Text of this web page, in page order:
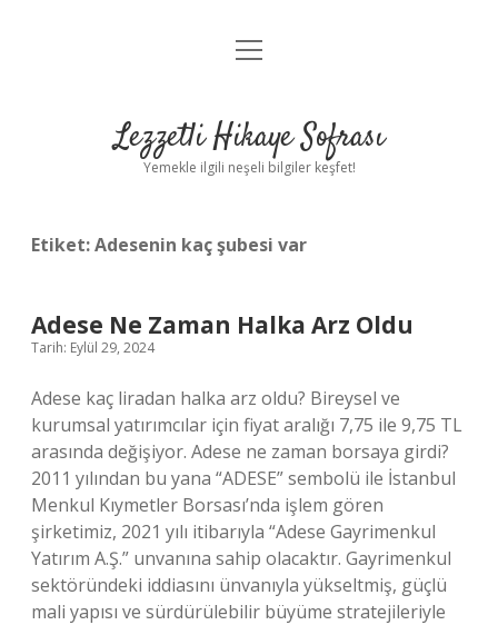
Anasayfa
Yasal Uyarı
menüyü
Lezzetli Hikaye Sofrası
Yemekle ilgili neşeli bilgiler keşfet!
Etiket:Adesenin kaç şubesi var
Adese Ne Zaman Halka Arz Oldu
Tarih: Eylül 29, 2024
Adese kaç liradan halka arz oldu? Bireysel ve
kurumsal yatırımcılar için fiyat aralığı 7,75 ile 9,75 TL
arasında değişiyor. Adese ne zaman borsaya girdi?
2011 yılından bu yana “ADESE” sembolü ile İstanbul
Menkul Kıymetler Borsası’nda işlem gören
şirketimiz, 2021 yılı itibarıyla “Adese Gayrimenkul
Yatırım A.Ş.” unvanına sahip olacaktır. Gayrimenkul
sektöründeki iddiasını ünvanıyla yükseltmiş, güçlü
mali yapısı ve sürdürülebilir büyüme stratejileriyle